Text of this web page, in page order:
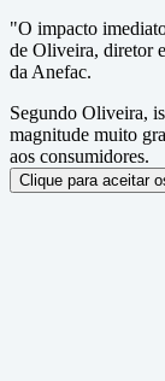
"O impacto
de Oliveira, diretor
da Anefac.
Segundo Oliveira,
magnitude muito
aos consumidores.
Clique para aceitar